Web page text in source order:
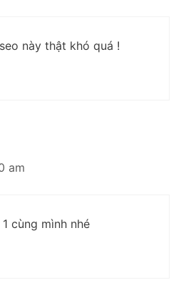
này thật khó quá !
am
cùng mình nhé